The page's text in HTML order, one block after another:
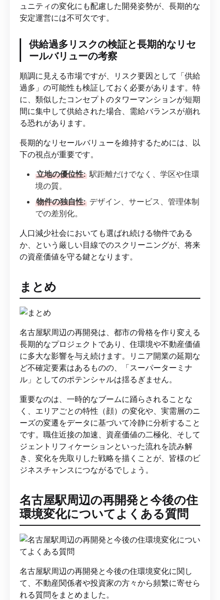
ュニティの変化にも配慮した開発姿勢が、長期的な
安定運営には不可欠です。
供給過多リスクの検証と長期的なリセ
ールバリューの考察
順調に見える市場ですが、リスク要因として「供給
過多」の可能性も検証しておく必要があります。特
に、類似したコンセプトのタワーマンションが短期
間に集中して供給された場合、需給バランスが崩れ
る恐れがあります。
長期的なリセールバリューを維持するためには、以
下の視点が重要です。
立地の優位性: 駅距離だけでなく、学区や住環
境の質。
物件の独自性: デザイン、サービス、管理体制
での差別化。
人口減少社会においても選ばれ続ける物件である
か、という厳しい目線でのスクリーニングが、将来
の資産価値を守る鍵となります。
まとめ
名古屋駅周辺の再開発は、都市の骨格を作り変える
長期的なプロジェクトであり、住環境や不動産価値
に多大な影響を与え続けます。リニア開業の延期な
ど不確定要素はあるものの、「スーパーターミナ
ル」としてのポテンシャルは揺るぎません。
重要なのは、一時的なブームに踊らされることな
く、エリアごとの特性（顔）の変化や、実需層のニ
ーズの変遷をデータに基づいて冷静に分析すること
です。職住近接の加速、資産価値の二極化、そして
ジェントリフィケーションといった流れを読み解
き、変化を先取りした戦略を描くことが、皆様のビ
ジネスチャンスにつながるでしょう。
名古屋駅周辺の再開発と今後の住
環境変化についてよくある質問
名古屋駅周辺の再開発と今後の住環境変化に関し
て、不動産関係者や投資家の方々から頻繁に寄せら
れる質問をまとめました。